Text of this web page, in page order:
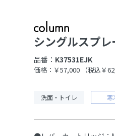
シングルスプレ
品番： K37531EJK
価格：￥57,000 （税込￥
洗面・トイレ 寒